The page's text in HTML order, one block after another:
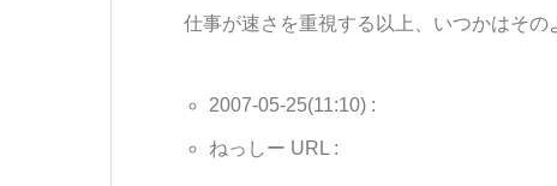
仕事が速さを重視する以上、いつかはその
2007-05-25(11:10) :
ねっしー URL :